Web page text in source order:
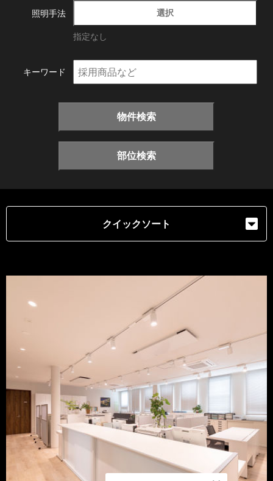
照明手法 選択
指定なし
キーワード
物件検索
部位検索
クイックソート